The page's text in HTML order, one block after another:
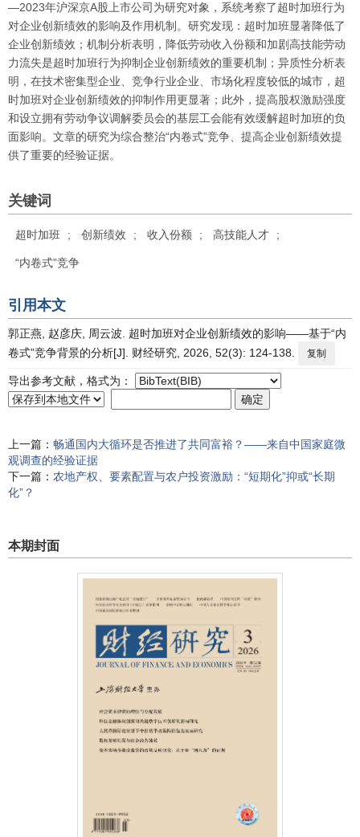
—2023年沪深京A股上市公司为研究对象，系统考察了超时加班行为
对企业创新绩效的影响及作用机制。研究发现：超时加班显著降低了
企业创新绩效；机制分析表明，降低劳动收入份额和加剧高技能劳动
力流失是超时加班行为抑制企业创新绩效的重要机制；异质性分析表
明，在技术密集型企业、竞争行业企业、市场化程度较低的城市，超
时加班对企业创新绩效的抑制作用更显著；此外，提高股权激励强度
和设立拥有劳动争议调解委员会的基层工会能有效缓解超时加班的负
面影响。文章的研究为综合整治“内卷式”竞争、提高企业创新绩效提
供了重要的经验证据。
关键词
超时加班 ; 创新绩效 ; 收入份额 ; 高技能人才 ;
“内卷式”竞争
引用本文
郭正燕, 赵彦庆, 周云波. 超时加班对企业创新绩效的影响——基于“内
卷式”竞争背景的分析[J]. 财经研究, 2026, 52(3): 124-138.
复制
导出参考文献，格式为：
上一篇： 畅通国内大循环是否推进了共同富裕？——来自中国家庭微
观调查的经验证据
下一篇： 农地产权、要素配置与农户投资激励：“短期化”抑或“长期
化”？
本期封面